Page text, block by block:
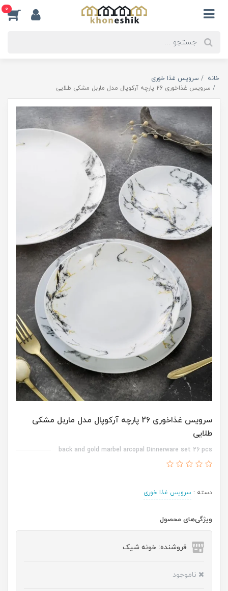
0
خانه
سرویس غذا خوری
سرویس غذاخوری 26 پارچه آرکوپال مدل ماربل مشکی طلایی
سرویس غذاخوری 26 پارچه آرکوپال مدل ماربل مشکی
طلایی
back and gold marbel arcopal Dinnerware set 26 pcs
دسته : سرویس غذا خوری
ویژگی‌های محصول
فروشنده: خونه شیک
ناموجود